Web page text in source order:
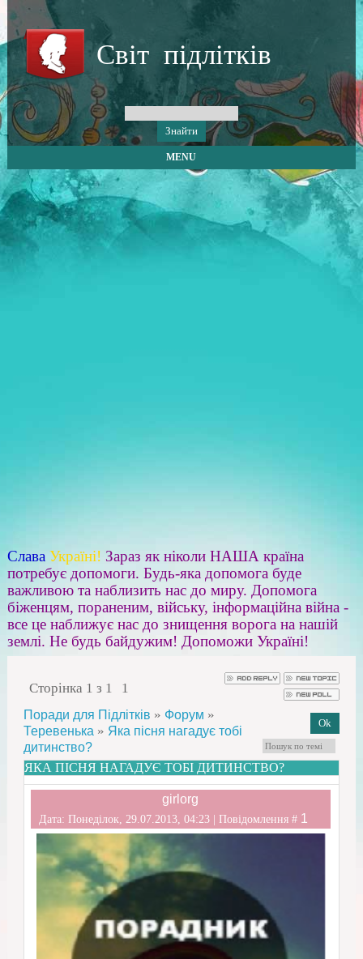
Світ підлітків
MENU
Слава Україні! Зараз як ніколи НАША країна
потребує допомоги. Будь-яка допомога буде
важливою та наблизить нас до миру. Допомога
біженцям, пораненим, війську, інформаційна війна -
все це наближує нас до знищення ворога на нашій
землі. Не будь байдужим! Допоможи Україні!
Сторінка 1 з 1 1
Поради для Підлітків » Форум »
Теревенька » Яка пісня нагадує тобі
дитинство?
ЯКА ПІСНЯ НАГАДУЄ ТОБІ ДИТИНСТВО?
girlorg
Дата: Понеділок, 29.07.2013, 04:23 | Повідомлення # 1